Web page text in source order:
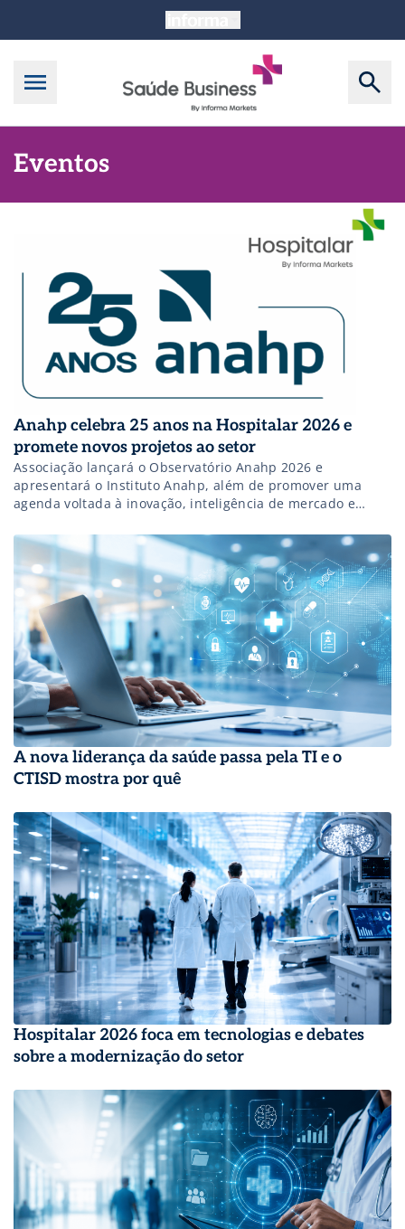
Eventos
Anahp celebra 25 anos na Hospitalar 2026 e
promete novos projetos ao setor
Associação lançará o Observatório Anahp 2026 e
apresentará o Instituto Anahp, além de promover uma
agenda voltada à inovação, inteligência de mercado e
A nova liderança da saúde passa pela TI e o
CTISD mostra por quê
Hospitalar 2026 foca em tecnologias e debates
sobre a modernização do setor